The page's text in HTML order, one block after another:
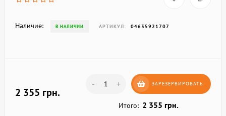
Наличие: В НАЛИЧИИ АРТИКУЛ: 04635921707
2 355 грн.
- + ЗАРЕЗЕРВИРОВАТЬ
Итого: 2 355 грн.